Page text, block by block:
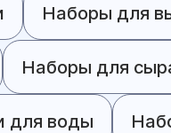
Наборы для
Наборы для
для воды